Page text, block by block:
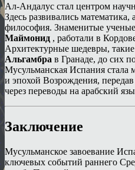
Ал-Андалус стал центром
Здесь развивались
философия. Знаменитые
Маймонид , работали в
Архитектурные шедевры,
Альгамбра в Гранаде, до сих
Мусульманская Испания
и эпохой Возрождения,
через переводы на арабский
Заключение
Мусульманское завоевание
ключевых событий раннего